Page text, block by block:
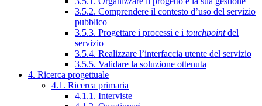
3.5.2. Comprendere il contesto d’uso del servizio
pubblico
3.5.3. Progettare i processi e i touchpointdel
servizio
3.5.4. Realizzare l’interfaccia utente del servizio
3.5.5. Validare la soluzione ottenuta
4. Ricerca progettuale
4.1. Ricerca primaria
4.1.1. Interviste